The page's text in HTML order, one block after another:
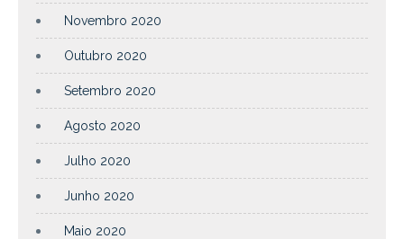
Novembro 2020
Outubro 2020
Setembro 2020
Agosto 2020
Julho 2020
Junho 2020
Maio 2020